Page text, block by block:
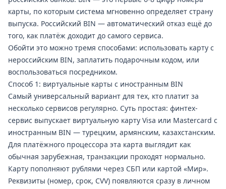
карты, по которым система мгновенно определяет страну
выпуска. Российский BIN — автоматический отказ ещё до
того, как платёж доходит до самого сервиса.
Обойти это можно тремя способами: использовать карту с
нероссийским BIN, заплатить подарочным кодом, или
воспользоваться посредником.
Способ 1: виртуальные карты с иностранным BIN
Самый универсальный вариант для тех, кто платит за
несколько сервисов регулярно. Суть простая: финтех-
сервис выпускает виртуальную карту Visa или Mastercard с
иностранным BIN — турецким, армянским, казахстанским.
Для платёжного процессора эта карта выглядит как
обычная зарубежная, транзакции проходят нормально.
Карту пополняют рублями через СБП или картой «Мир».
Реквизиты (номер, срок, CVV) появляются сразу в личном